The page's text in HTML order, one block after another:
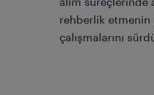
rehberlik etmenin
çalışmalarını